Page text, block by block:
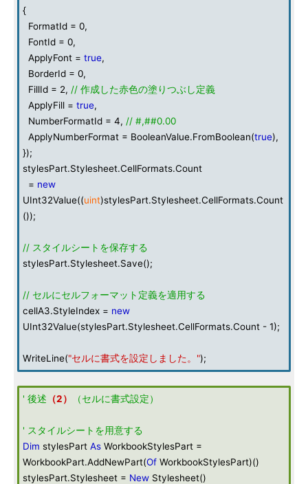
{
FormatId = 0,
FontId = 0,
ApplyFont = true,
BorderId = 0,
FillId = 2, // 作成した赤色の塗りつぶし定義
ApplyFill = true,
NumberFormatId = 4, // #,##0.00
ApplyNumberFormat = BooleanValue.FromBoolean(true),
});
stylesPart.Stylesheet.CellFormats.Count
= new
UInt32Value((uint)stylesPart.Stylesheet.CellFormats.Count
());
// スタイルシートを保存する
stylesPart.Stylesheet.Save();
// セルにセルフォーマット定義を適用する
cellA3.StyleIndex = new
UInt32Value(stylesPart.Stylesheet.CellFormats.Count - 1);
WriteLine("セルに書式を設定しました。");
' 後述 （2） （セルに書式設定）
' スタイルシートを用意する
Dim stylesPart As WorkbookStylesPart =
WorkbookPart.AddNewPart(Of WorkbookStylesPart)()
stylesPart.Stylesheet = New Stylesheet()